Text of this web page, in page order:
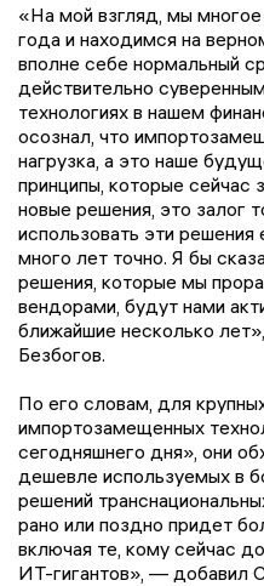
«На мой взгляд, мы
года и находимся на
вполне себе нормальный
действительно
технологиях в нашем
осознал, что
нагрузка, а это наше
принципы, которые сейчас
новые решения, это залог
использовать эти решения
много лет точно. Я бы
решения, которые мы
вендорами, будут нами
ближайшие несколько
Безбогов.
По его словам, для
импортозамещенных
сегодняшнего дня», они
дешевле используемых в
решений
рано или поздно придет
включая те, кому сейчас
ИТ-гигантов», — добавил